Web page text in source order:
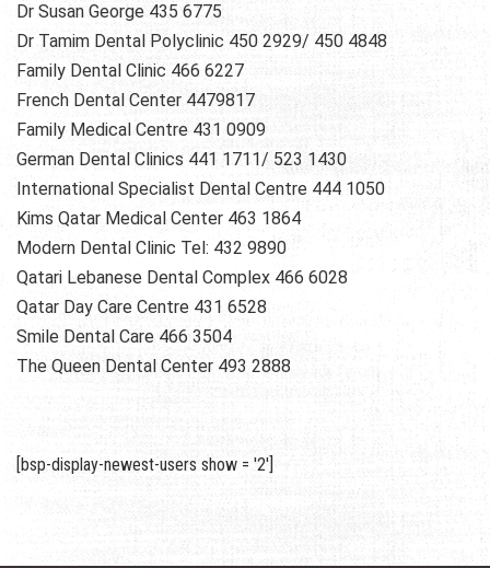
Dr Susan George 435 6775
Dr Tamim Dental Polyclinic 450 2929/ 450 4848
Family Dental Clinic 466 6227
French Dental Center 4479817
Family Medical Centre 431 0909
German Dental Clinics 441 1711/ 523 1430
International Specialist Dental Centre 444 1050
Kims Qatar Medical Center 463 1864
Modern Dental Clinic Tel: 432 9890
Qatari Lebanese Dental Complex 466 6028
Qatar Day Care Centre 431 6528
Smile Dental Care 466 3504
The Queen Dental Center 493 2888
[bsp-display-newest-users show = '2']